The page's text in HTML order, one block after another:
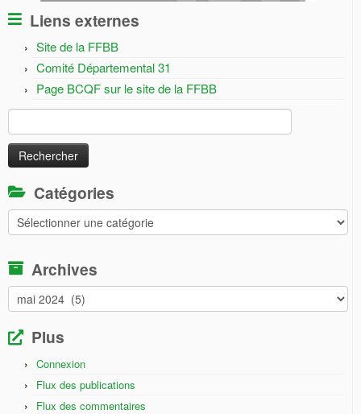
Liens externes
Site de la FFBB
Comité Départemental 31
Page BCQF sur le site de la FFBB
Rechercher :
Catégories
Catégories
Archives
Archives
Plus
Connexion
Flux des publications
Flux des commentaires